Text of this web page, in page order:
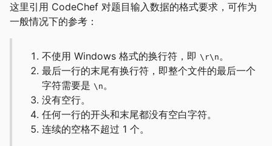
这里引用 CodeChef 对题目输入数据的格式要求，可作为
一般情况下的参考：
不使用 Windows 格式的换行符，即\r\n。
最后一行的末尾有换行符，即整个文件的最后一个
字符需要是\n。
没有空行。
任何一行的开头和末尾都没有空白字符。
连续的空格不超过 1 个。